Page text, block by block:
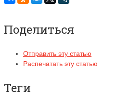
Поделиться
Отправить эту статью
Распечатать эту статью
Теги